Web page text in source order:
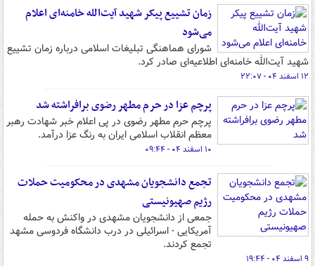
زمان تشییع پیکر شهید آیت‌الله خامنه‌ای اعلام
می‌شود
شورای هماهنگی تبلیغات اسلامی درباره زمان تشییع
شهید آیت‌الله خامنه‌ای اطلاعیه‌ای صادر کرد.
۱۲ اسفند ۰۴ - ۲۲:۰۷
پرچم عزا در حرم مطهر رضوی برافراشته شد
پرچم حرم مطهر رضوی در پی اعلام خبر شهادت رهبر
معظم انقلاب اسلامی ایران به رنگ عزا درآمد.
۱۰ اسفند ۰۴ - ۰۹:۴۴
تجمع دانشجویان مشهدی در محکومیت حملات
رژیم صهیونیستی
جمعی از دانشجویان مشهدی در واکنش به حمله
آمریکایی - اسرائیلی در درب دانشگاه فردوسی مشهد
تجمع کردند.
۹ اسفند ۰۴ - ۱۹:۴۴